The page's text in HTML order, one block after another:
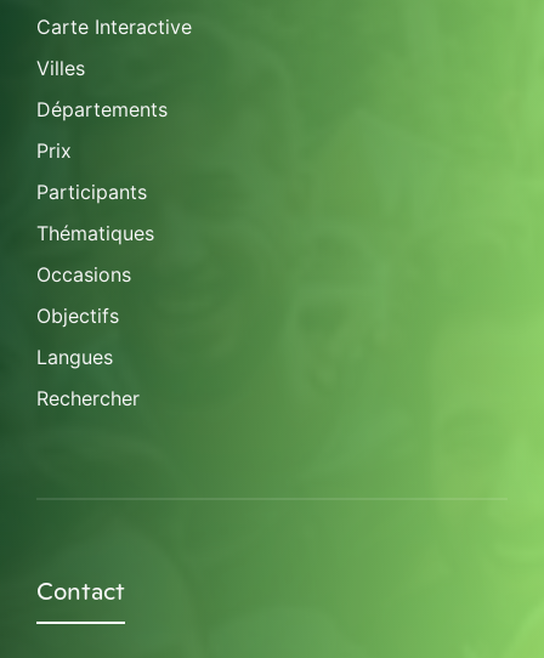
Carte Interactive
Villes
Départements
Prix
Participants
Thématiques
Occasions
Objectifs
Langues
Rechercher
Contact